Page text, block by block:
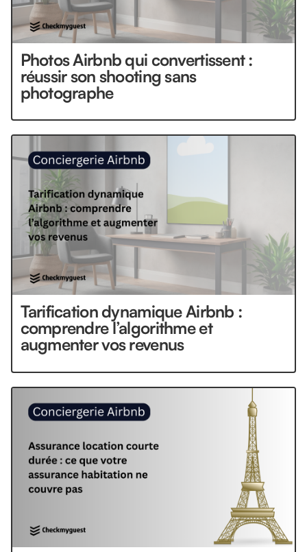
Photos Airbnb qui convertissent :
réussir son shooting sans
photographe
Tarification dynamique Airbnb :
comprendre l’algorithme et
augmenter vos revenus